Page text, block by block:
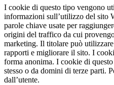
I cookie di questo tipo vengono
informazioni sull’utilizzo del sito
parole chiave usate per
origini del traffico da cui
marketing. Il titolare può
rapporti e migliorare il sito. I
forma anonima. I cookie di
stesso o da domini di terze parti.
dall’utente.